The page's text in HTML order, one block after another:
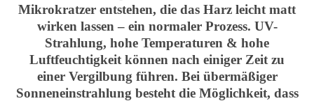
Mikrokratzer entstehen, die das Harz leicht matt
wirken lassen – ein normaler Prozess. UV-
Strahlung, hohe Temperaturen & hohe
Luftfeuchtigkeit können nach einiger Zeit zu
einer Vergilbung führen. Bei übermäßiger
Sonneneinstrahlung besteht die Möglichkeit, dass